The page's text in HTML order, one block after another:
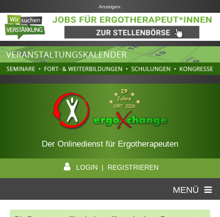
Anzeigen:
Der Onlinedienst für Ergotherapeuten
LOGIN | REGISTRIEREN
MENÜ